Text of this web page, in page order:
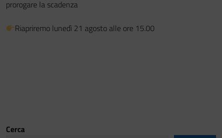
prorogare la scadenza
Riapriremo lunedì 21 agosto alle ore 15.00
Cerca